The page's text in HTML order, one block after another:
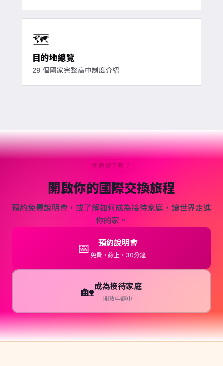
🗺️
目的地總覽
29 個國家完整高中制度介紹
準備好了嗎？
開啟你的國際交換旅程
預約免費說明會，或了解如何成為接待家庭，讓世界走進
你的家。
📅 預約說明會
免費・線上・30分鐘
🏡成為接待家庭
開放申請中